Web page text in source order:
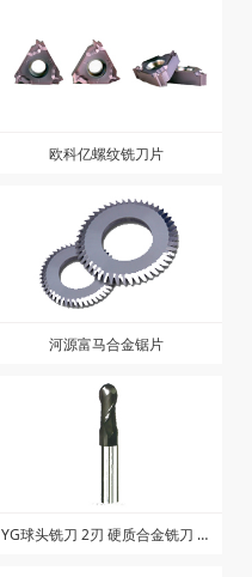
欧科亿螺纹铣刀片
河源富马合金锯片
YG球头铣刀 2刃 硬质合金铣刀 短